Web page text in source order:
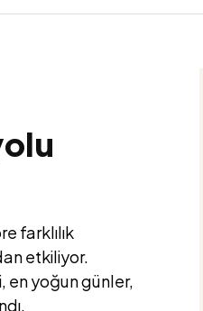
farklılık
etkiliyor.
en yoğun günler,